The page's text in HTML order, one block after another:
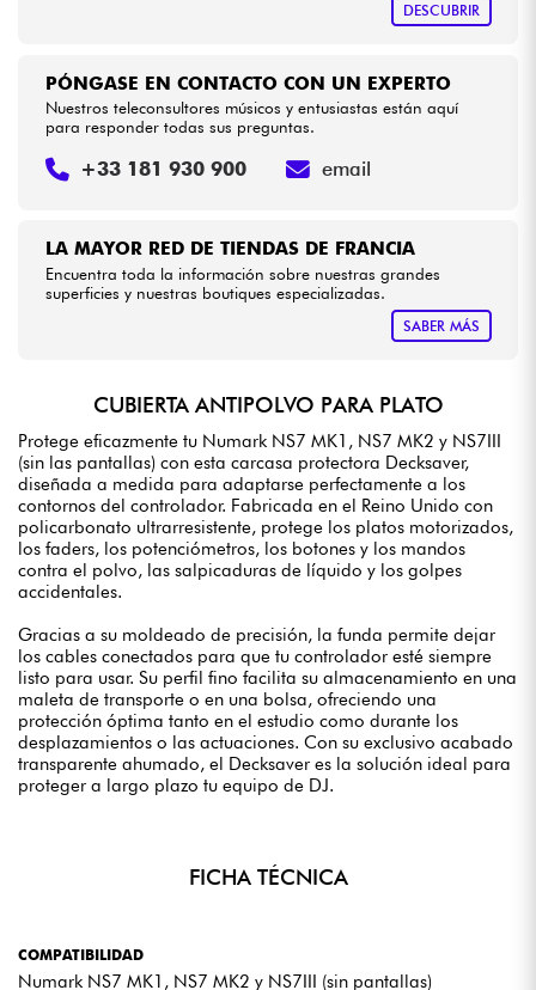
Bundle
Ver nuestras marcas
DESCUBRIR
LA MAYOR RED DE TIENDAS DE FRANCIA
Encuentra toda la información sobre nuestras grandes
superficies y nuestras boutiques especializadas.
SABER MÁS
PÓNGASE EN CONTACTO CON UN EXPERTO
Nuestros teleconsultores músicos y entusiastas están aquí
para responder todas sus preguntas.
+33 181 930 900 email
CUBIERTA ANTIPOLVO PARA PLATO
Protege eficazmente tu Numark NS7 MK1, NS7 MK2 y NS7III
(sin las pantallas) con esta carcasa protectora Decksaver,
diseñada a medida para adaptarse perfectamente a los
contornos del controlador. Fabricada en el Reino Unido con
policarbonato ultrarresistente, protege los platos motorizados,
los faders, los potenciómetros, los botones y los mandos
contra el polvo, las salpicaduras de líquido y los golpes
accidentales.
Gracias a su moldeado de precisión, la funda permite dejar
los cables conectados para que tu controlador esté siempre
listo para usar. Su perfil fino facilita su almacenamiento en una
maleta de transporte o en una bolsa, ofreciendo una
protección óptima tanto en el estudio como durante los
desplazamientos o las actuaciones. Con su exclusivo acabado
transparente ahumado, el Decksaver es la solución ideal para
proteger a largo plazo tu equipo de DJ.
FICHA TÉCNICA
COMPATIBILIDAD
Numark NS7 MK1, NS7 MK2 y NS7III (sin pantallas)